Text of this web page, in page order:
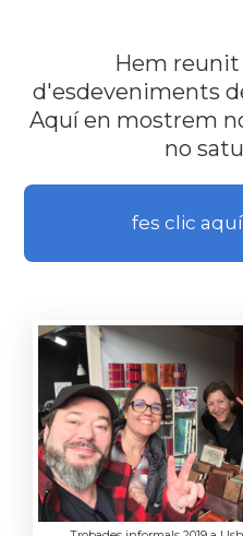
Hem reunit
d'esdeveniments
Aquí en mostrem
no
fes clic